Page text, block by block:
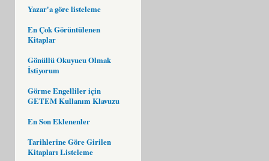
Yazar'a göre listeleme
En Çok Görüntülenen
Kitaplar
Gönüllü Okuyucu Olmak
İstiyorum
Görme Engelliler için
GETEM Kullanım Klavuzu
En Son Eklenenler
Tarihlerine Göre Girilen
Kitapları Listeleme